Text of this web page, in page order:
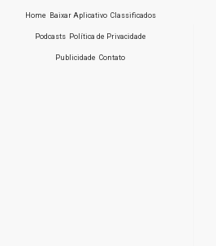
Home Baixar Aplicativo Classificados
Podcasts Política de Privacidade
Publicidade Contato